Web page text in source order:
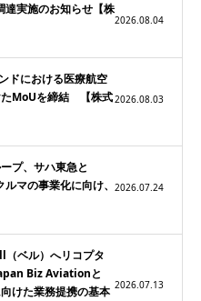
達実施のお知らせ【株
2026.08.04
ドにおける医療航空
たMoUを締結 【株式2026.08.03
プ、サハ東急と
マの事業化に向け、 2026.07.24
ベル）へリコプタ
Biz Aviationと
けた業務提携の基本 2026.07.13